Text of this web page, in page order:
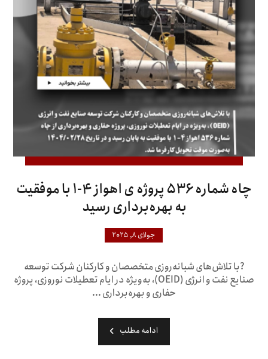
چاه شماره ۵۳۶ پروژه ی اهواز ۴-۱ با موفقیت
به بهره‌برداری رسید
جولای ۸, ۲۰۲۵
?با تلاش‌های شبانه‌روزی متخصصان و کارکنان شرکت توسعه
صنایع نفت و انرژی (OEID)، به‌ویژه در ایام تعطیلات نوروزی، پروژه
حفاری و بهره‌برداری ...
ادامه مطلب